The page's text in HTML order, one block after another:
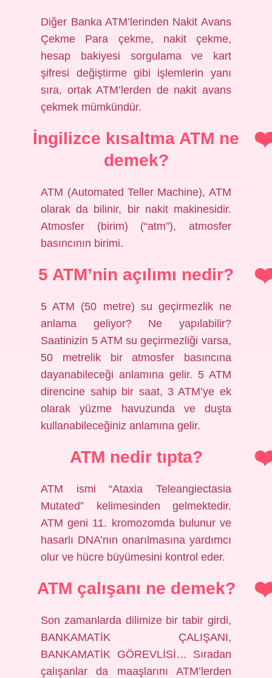
Diğer Banka ATM’lerinden Nakit Avans
Çekme Para çekme, nakit çekme,
hesap bakiyesi sorgulama ve kart
şifresi değiştirme gibi işlemlerin yanı
sıra, ortak ATM’lerden de nakit avans
çekmek mümkündür.
İngilizce kısaltma ATM ne
demek?
ATM (Automated Teller Machine), ATM
olarak da bilinir, bir nakit makinesidir.
Atmosfer (birim) (“atm”), atmosfer
basıncının birimi.
5 ATM’nin açılımı nedir?
5 ATM (50 metre) su geçirmezlik ne
anlama geliyor? Ne yapılabilir?
Saatinizin 5 ATM su geçirmezliği varsa,
50 metrelik bir atmosfer basıncına
dayanabileceği anlamına gelir. 5 ATM
direncine sahip bir saat, 3 ATM’ye ek
olarak yüzme havuzunda ve duşta
kullanabileceğiniz anlamına gelir.
ATM nedir tıpta?
ATM ismi “Ataxia Teleangiectasia
Mutated” kelimesinden gelmektedir.
ATM geni 11. kromozomda bulunur ve
hasarlı DNA’nın onarılmasına yardımcı
olur ve hücre büyümesini kontrol eder.
ATM çalışanı ne demek?
Son zamanlarda dilimize bir tabir girdi,
BANKAMATİK ÇALIŞANI,
BANKAMATİK GÖREVLİSİ… Sıradan
çalışanlar da maaşlarını ATM’lerden